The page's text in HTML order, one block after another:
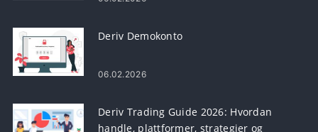
Deriv Demokonto
06.02.2026
Deriv Trading Guide 2026: Hvordan
handle, plattformer, strategier og